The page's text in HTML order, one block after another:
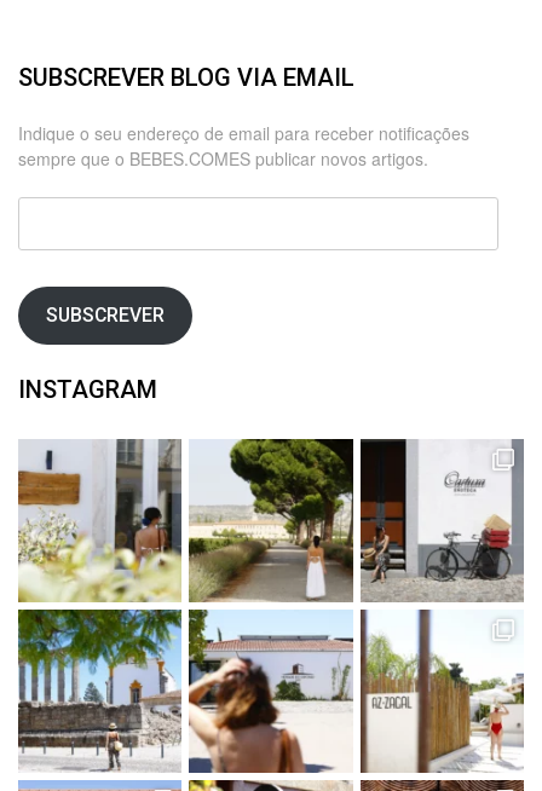
SUBSCREVER BLOG VIA EMAIL
Indique o seu endereço de email para receber notificações
sempre que o BEBES.COMES publicar novos artigos.
Endereço
email
SUBSCREVER
INSTAGRAM